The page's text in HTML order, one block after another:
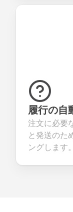
履行の自
注文に必要
と発送のた
ングします。